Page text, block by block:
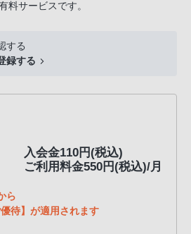
料サービスです。
する
録する
入会金110円(税込)
ご利用料金550円(税込)/月
ら
待】が適用されます